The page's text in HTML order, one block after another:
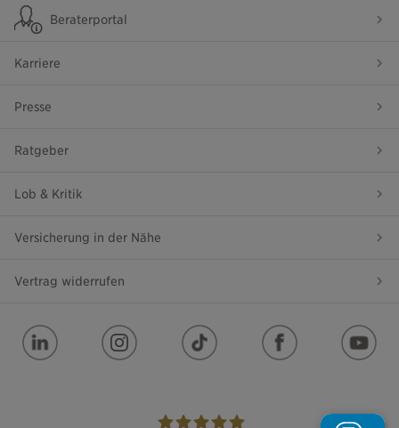
Beraterportal
Karriere
Presse
Ratgeber
Lob & Kritik
Versicherung in der Nähe
Vertrag widerrufen